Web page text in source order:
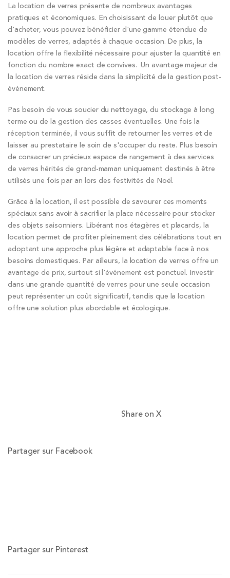
La location de verres présente de nombreux avantages
pratiques et économiques. En choisissant de louer plutôt que
d'acheter, vous pouvez bénéficier d'une gamme étendue de
modèles de verres, adaptés à chaque occasion. De plus, la
location offre la flexibilité nécessaire pour ajuster la quantité en
fonction du nombre exact de convives. Un avantage majeur de
la location de verres réside dans la simplicité de la gestion post-
événement.
Pas besoin de vous soucier du nettoyage, du stockage à long
terme ou de la gestion des casses éventuelles. Une fois la
réception terminée, il vous suffit de retourner les verres et de
laisser au prestataire le soin de s'occuper du reste. Plus besoin
de consacrer un précieux espace de rangement à des services
de verres hérités de grand-maman uniquement destinés à être
utilisés une fois par an lors des festivités de Noël.
Grâce à la location, il est possible de savourer ces moments
spéciaux sans avoir à sacrifier la place nécessaire pour stocker
des objets saisonniers. Libérant nos étagères et placards, la
location permet de profiter pleinement des célébrations tout en
adoptant une approche plus légère et adaptable face à nos
besoins domestiques. Par ailleurs, la location de verres offre un
avantage de prix, surtout si l'événement est ponctuel. Investir
dans une grande quantité de verres pour une seule occasion
peut représenter un coût significatif, tandis que la location
offre une solution plus abordable et écologique.
Partager sur Facebook
Share on X
Partager sur Pinterest